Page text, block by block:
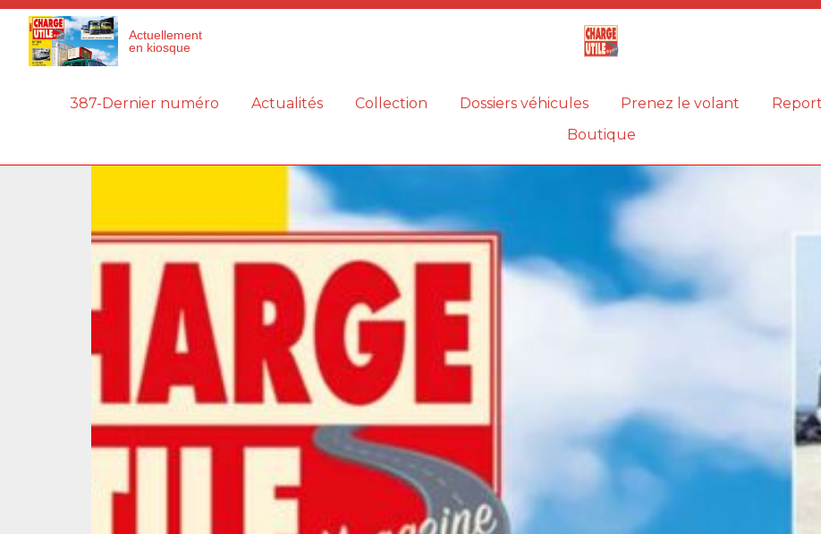
Actuellement
en kiosque
387-Dernier numéro Actualités Collection Dossiers véhicules Prenez le volant
Boutique
Panneau de gestion des cookies